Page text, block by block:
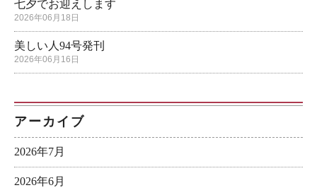
七夕でお迎えします
2026年06月18日
美しい人94号発刊
2026年06月16日
アーカイブ
2026年7月
2026年6月